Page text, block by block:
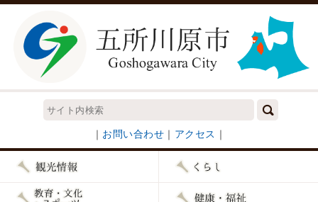
｜ お問い合わせ ｜ アクセス ｜